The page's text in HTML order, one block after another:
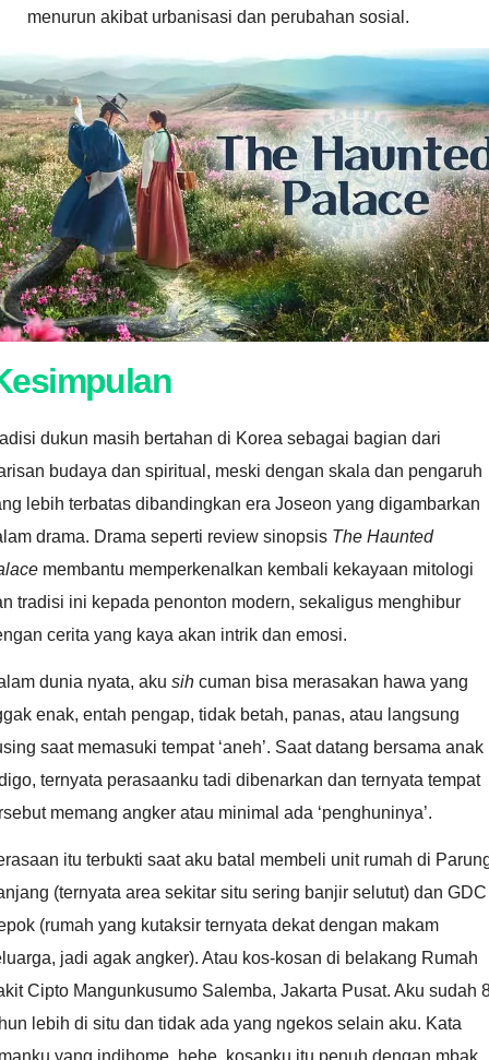
menurun akibat urbanisasi dan perubahan sosial.
dukun masih bertahan di Korea sebagai bagian dari
budaya dan spiritual, meski dengan skala dan pengaruh
lebih terbatas dibandingkan era Joseon yang digambarkan
drama. Drama seperti review sinopsis The Haunted
membantu memperkenalkan kembali kekayaan mitologi
tradisi ini kepada penonton modern, sekaligus menghibur
cerita yang kaya akan intrik dan emosi.
dunia nyata, aku sih cuman bisa merasakan hawa yang
enak, entah pengap, tidak betah, panas, atau langsung
saat memasuki tempat ‘aneh’. Saat datang bersama anak
ternyata perasaanku tadi dibenarkan dan ternyata tempat
memang angker atau minimal ada ‘penghuninya’.
itu terbukti saat aku batal membeli unit rumah di
(ternyata area sekitar situ sering banjir selutut) dan GDC
(rumah yang kutaksir ternyata dekat dengan makam
jadi agak angker). Atau kos-kosan di belakang Rumah
Cipto Mangunkusumo Salemba, Jakarta Pusat. Aku sudah
lebih di situ dan tidak ada yang ngekos selain aku. Kata
yang indihome, hehe, kosanku itu penuh dengan mbak